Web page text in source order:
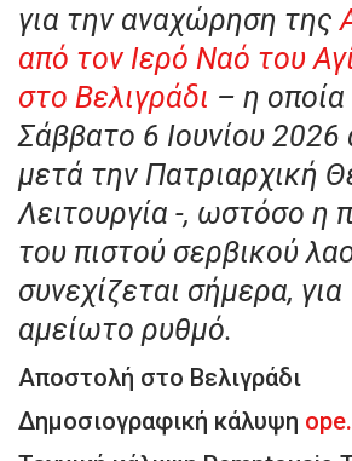
για την αναχώρηση της
από τον Ιερό Ναό του
στο Βελιγράδι – η οποία
Σάββατο 6 Ιουνίου
μετά την Πατριαρχική
Λειτουργία -, ωστόσο η
του πιστού σερβικού
συνεχίζεται σήμερα,
αμείωτο ρυθμό.
Αποστολή στο Βελιγράδι
Δημοσιογραφική κάλυψη